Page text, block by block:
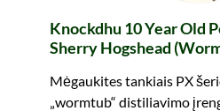
Knockdhu 10 Year Old
Sherry Hogshead
Mėgaukites tankiais PX
„wormtub“ distiliavimo